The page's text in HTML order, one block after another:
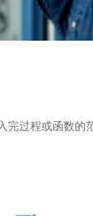
过程或函数